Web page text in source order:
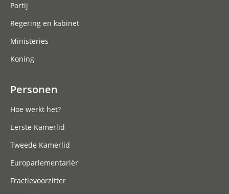
Partij
Regering en kabinet
Ministeries
Koning
Personen
Hoe werkt het?
Eerste Kamerlid
Tweede Kamerlid
Europarlementariër
Fractievoorzitter